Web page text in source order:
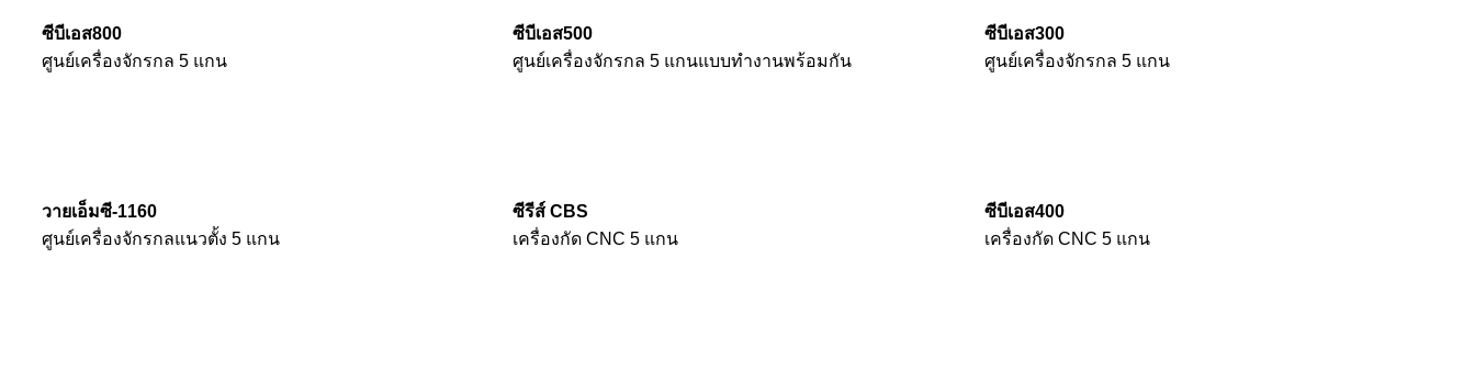
ซีบีเอส800
ศูนย์เครื่องจักรกล 5 แกน
ซีบีเอส500
ศูนย์เครื่องจักรกล 5 แกนแบบทำงานพร้อมกัน
ซีบีเอส300
ศูนย์เครื่องจักรกล 5 แกน
วายเอ็มซี-1160
ศูนย์เครื่องจักรกลแนวตั้ง 5 แกน
ซีรีส์ CBS
เครื่องกัด CNC 5 แกน
ซีบีเอส400
เครื่องกัด CNC 5 แกน